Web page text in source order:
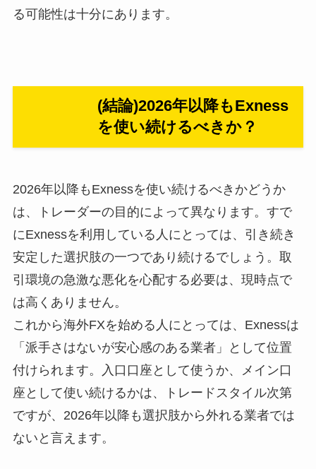
る可能性は十分にあります。
(結論)2026年以降もExness
を使い続けるべきか？
2026年以降もExnessを使い続けるべきかどうか
は、トレーダーの目的によって異なります。すで
にExnessを利用している人にとっては、引き続き
安定した選択肢の一つであり続けるでしょう。取
引環境の急激な悪化を心配する必要は、現時点で
は高くありません。
これから海外FXを始める人にとっては、Exnessは
「派手さはないが安心感のある業者」として位置
付けられます。入口口座として使うか、メイン口
座として使い続けるかは、トレードスタイル次第
ですが、2026年以降も選択肢から外れる業者では
ないと言えます。